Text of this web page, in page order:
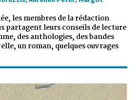
les membres de la rédaction
partagent leurs conseils de lecture
des anthologies, des bandes
un roman, quelques ouvrages